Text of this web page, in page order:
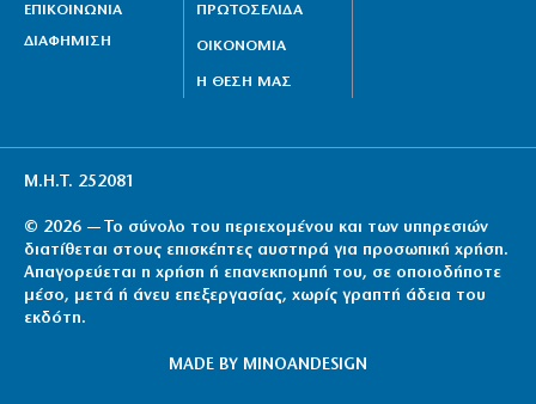
ΕΠΙΚΟΙΝΩΝΙΑ
ΔΙΑΦΗΜΙΣΗ
ΠΡΩΤΟΣΕΛΙΔΑ
ΟΙΚΟΝΟΜΙΑ
Η ΘΕΣΗ ΜΑΣ
Μ.Η.Τ. 252081
© 2026 — Το σύνολο του περιεχομένου και των υπηρεσιών
διατίθεται στους επισκέπτες αυστηρά για προσωπική χρήση.
Απαγορεύεται η χρήση ή επανεκπομπή του, σε οποιοδήποτε
μέσο, μετά ή άνευ επεξεργασίας, χωρίς γραπτή άδεια του
εκδότη.
MADE BY MINOANDESIGN